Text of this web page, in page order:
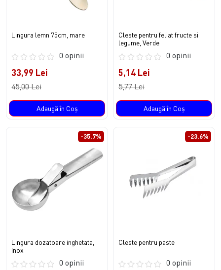
Lingura lemn 75cm, mare
0 opinii
33,99 Lei
45,00 Lei
Adaugă în Coş
Cleste pentru feliat fructe si
legume, Verde
0 opinii
5,14 Lei
5,77 Lei
Adaugă în Coş
-35.7%
Lingura dozatoare inghetata,
Inox
0 opinii
-23.6%
Cleste pentru paste
0 opinii